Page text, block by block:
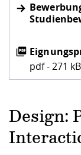
pdf - 271 kB
Design: